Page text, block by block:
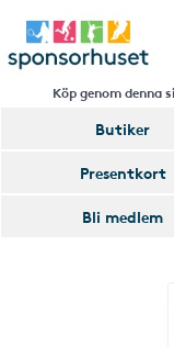
Köp genom denna
Butiker
Presentkort
Bli medlem